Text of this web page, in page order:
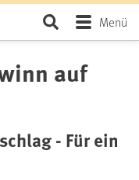
SeiteMenü
auf
- Für ein